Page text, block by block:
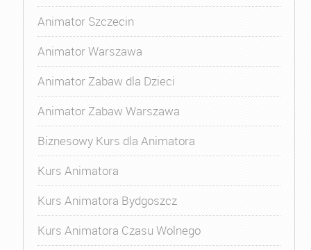
Animator Szczecin
Animator Warszawa
Animator Zabaw dla Dzieci
Animator Zabaw Warszawa
Biznesowy Kurs dla Animatora
Kurs Animatora
Kurs Animatora Bydgoszcz
Kurs Animatora Czasu Wolnego